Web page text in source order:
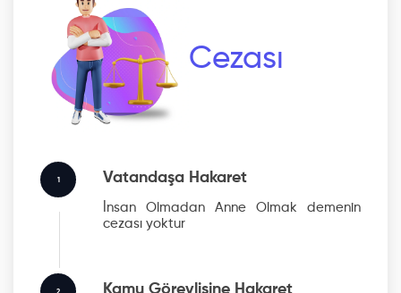
Cezası
1 Vatandaşa Hakaret
İnsan Olmadan Anne Olmak demenin
cezası yoktur
Kamu Görevlisine Hakaret